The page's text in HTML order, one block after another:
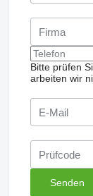
Bitte prüfen
arbeiten wir